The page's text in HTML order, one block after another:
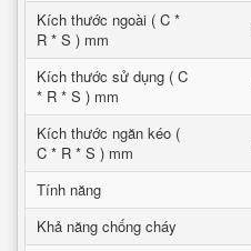
Kích thước ngoài ( C *
R * S ) mm
Kích thước sử dụng ( C
* R * S ) mm
Kích thước ngăn kéo (
C * R * S ) mm
Tính năng
Khả năng chống cháy